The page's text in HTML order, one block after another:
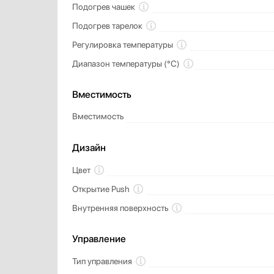
Подогрев чашек
Подогрев тарелок
Регулировка температуры
Диапазон температуры (°С)
Вместимость
Вместимость
Дизайн
Цвет
Открытие Push
Внутренняя поверхность
Управление
Тип управления